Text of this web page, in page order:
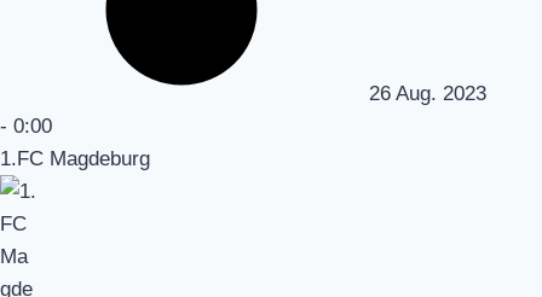
26 Aug. 2023
- 0:00
1.FC Magdeburg